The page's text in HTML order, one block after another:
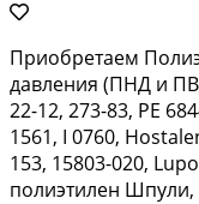
Приобретаем
давления (ПНД и
22-12, 273-83, PE
1561, I 0760,
153, 15803-020,
полиэтилен